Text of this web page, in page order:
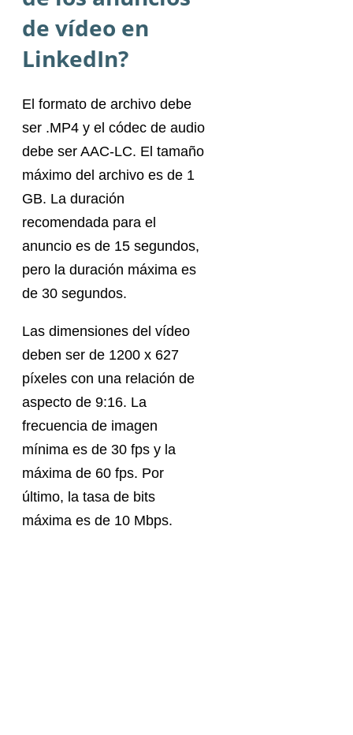
de vídeo en
LinkedIn?
El formato de archivo debe
ser .MP4 y el códec de audio
debe ser AAC-LC. El tamaño
máximo del archivo es de 1
GB. La duración
recomendada para el
anuncio es de 15 segundos,
pero la duración máxima es
de 30 segundos.
Las dimensiones del vídeo
deben ser de 1200 x 627
píxeles con una relación de
aspecto de 9:16. La
frecuencia de imagen
mínima es de 30 fps y la
máxima de 60 fps. Por
último, la tasa de bits
máxima es de 10 Mbps.